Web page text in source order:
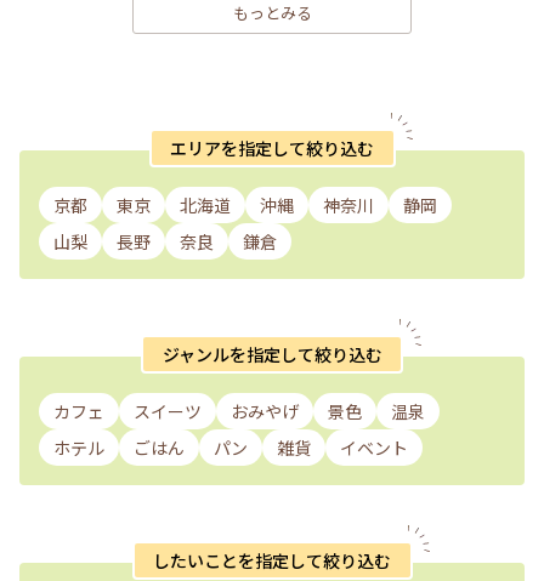
もっとみる
エリアを指定して絞り込む
京都 東京 北海道 沖縄 神奈川
静岡
山梨
長野 奈良 鎌倉
ジャンルを指定して絞り込む
カフェ スイーツ おみやげ 景色
温泉
ホテル
ごはん パン 雑貨 イベント
したいことを指定して絞り込む